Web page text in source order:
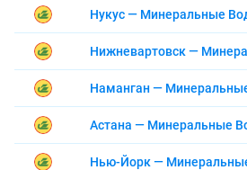
Нукус — Минеральные
Нижневартовск —
Наманган —
Астана — Минеральные
Нью-Йорк —